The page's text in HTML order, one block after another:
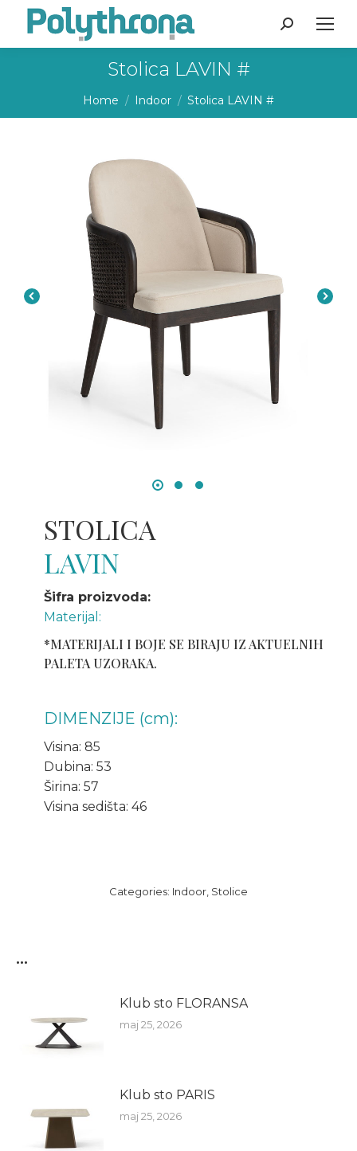
Search:
Stolica LAVIN #
You are here:
Home Indoor Stolica LAVIN #
STOLICA
LAVIN
Šifra proizvoda:
Materijal:
*MATERIJALI I BOJE SE BIRAJU IZ AKTUELNIH
PALETA UZORAKA.
DIMENZIJE (cm):
Visina: 85
Dubina: 53
Širina: 57
Visina sedišta: 46
Categories: Indoor Stolice
...
Klub sto FLORANSA
maj 25, 2026
Klub sto PARIS
maj 25, 2026